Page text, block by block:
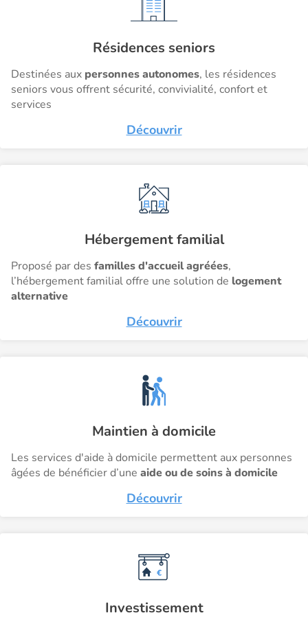
Résidences seniors
Destinées aux personnes autonomes, les résidences
seniors vous offrent sécurité, convivialité, confort et
services
Découvrir
Hébergement familial
Proposé par des familles d'accueil agréées,
l’hébergement familial offre une solution de logement
alternative
Découvrir
Maintien à domicile
Les services d'aide à domicile permettent aux personnes
âgées de bénéficier d’une aide ou de soins à domicile
Découvrir
Investissement